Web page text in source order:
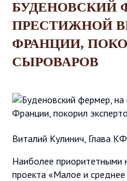
БУДЕНОВСКИЙ
ПРЕСТИЖНОЙ
ФРАНЦИИ,
СЫРОВАРОВ
Виталий Кулинич, Глава
Наиболее приоритетными
проекта «Малое и